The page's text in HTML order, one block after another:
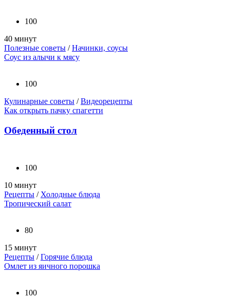
100
40 минут
Полезные советы /Начинки, соусы
Соус из алычи к мясу
100
Кулинарные советы /Видеорецепты
Как открыть пачку спагетти
Обеденный стол
100
10 минут
Рецепты / Холодные блюда
Тропический салат
80
15 минут
Рецепты /Горячие блюда
Омлет из яичного порошка
100